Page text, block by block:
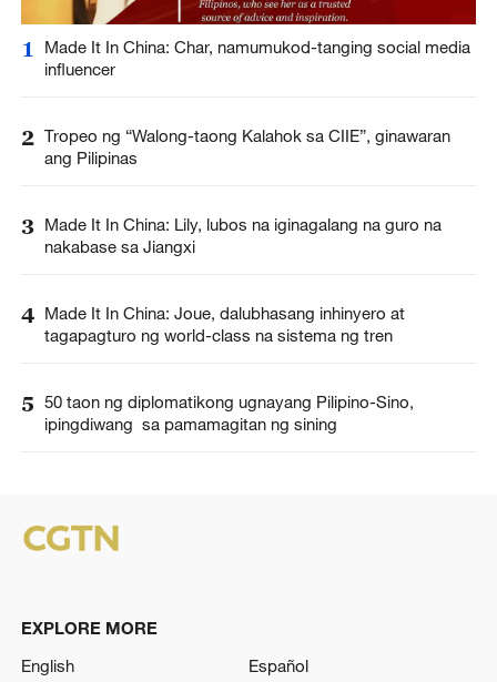
1
Made It In China: Char, namumukod-tanging social media
influencer
2 Tropeo ng “Walong-taong Kalahok sa CIIE”, ginawaran
ang Pilipinas
3 Made It In China: Lily, lubos na iginagalang na guro na
nakabase sa Jiangxi
4 Made It In China: Joue, dalubhasang inhinyero at
tagapagturo ng world-class na sistema ng tren
5 50 taon ng diplomatikong ugnayang Pilipino-Sino,
ipingdiwang sa pamamagitan ng sining
EXPLORE MORE
English
Español